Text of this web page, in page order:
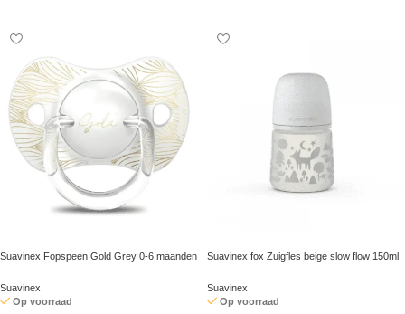
Suavinex Fopspeen Gold Grey 0-6 maanden
Suavinex
Op voorraad
Suavinex fox Zuigfles beige slow flow 150ml
Suavinex
Op voorraad